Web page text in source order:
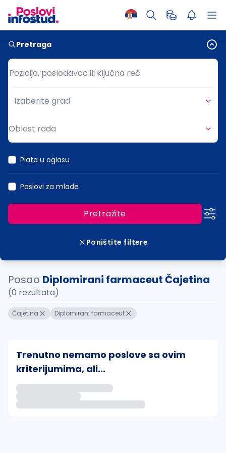
Pretraga
Pozicija, poslodavac ili ključna reč
Pozicija, poslodavac ili ključna reč
Grad
Izaberite grad
Oblast rada
Plata u oglasu
Poslovi za mlade
Pretražite
Poništite filtere
Posao Diplomirani farmaceut Čajetina
(0 rezultata)
Čajetina Diplomirani farmaceut
Trenutno nemamo poslove sa ovim
kriterijumima, ali...